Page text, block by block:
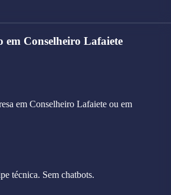
em Conselheiro Lafaiete
em Conselheiro Lafaiete ou em
técnica. Sem chatbots.